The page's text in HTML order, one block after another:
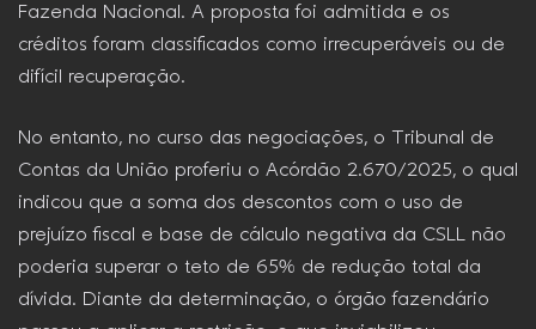
Fazenda Nacional. A proposta foi admitida e os
créditos foram classificados como irrecuperáveis ou de
difícil recuperação.
No entanto, no curso das negociações, o Tribunal de
Contas da União proferiu o Acórdão 2.670/2025, o qual
indicou que a soma dos descontos com o uso de
prejuízo fiscal e base de cálculo negativa da CSLL não
poderia superar o teto de 65% de redução total da
dívida. Diante da determinação, o órgão fazendário